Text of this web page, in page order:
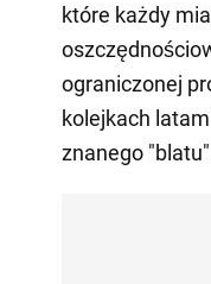
które każdy
ograniczonej
kolejkach
znanego